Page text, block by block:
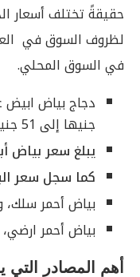
حقيقةً تختلف أسعار
لظروف السوق في
في السوق المحلي.
جنيها إلى 51 جنيها حسب السلالة
يبلغ سعر بياض أبيض
كما سجل سعر
بياض أحمر سلك،
بياض أحمر ارضي،
أهم المصادر التي